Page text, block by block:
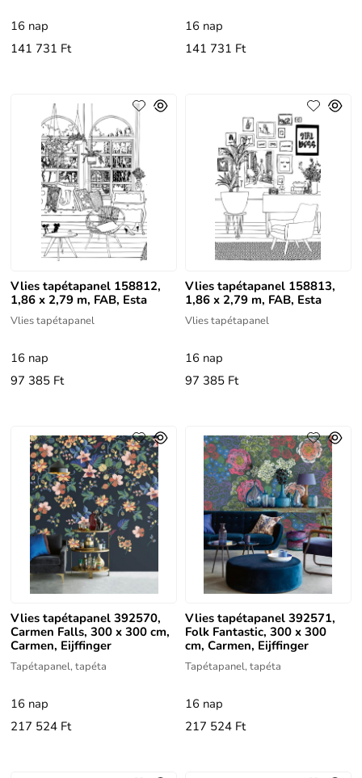
16 nap
141 731 Ft
16 nap
141 731 Ft
Vlies tapétapanel 158812,
1,86 x 2,79 m, FAB, Esta
Vlies tapétapanel
16 nap
97 385 Ft
Vlies tapétapanel 158813,
1,86 x 2,79 m, FAB, Esta
Vlies tapétapanel
16 nap
97 385 Ft
Vlies tapétapanel 392570,
Carmen Falls, 300 x 300 cm,
Carmen, Eijffinger
Tapétapanel, tapéta
16 nap
217 524 Ft
Vlies tapétapanel 392571,
Folk Fantastic, 300 x 300
cm, Carmen, Eijffinger
Tapétapanel, tapéta
16 nap
217 524 Ft